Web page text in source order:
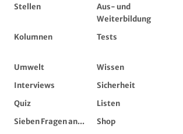
Stellen
Aus- und
Weiterbildung
Kolumnen Tests
Umwelt
Wissen
Interviews
Sicherheit
Quiz
Listen
Sieben Fragen an...
Shop